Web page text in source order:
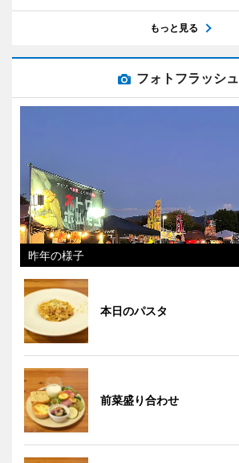
もっと見る
フォトフラッシュ
昨年の様子
本日のパスタ
前菜盛り合わせ